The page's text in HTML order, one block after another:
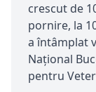
crescut de
pornire, la
a întâmplat
Național
pentru